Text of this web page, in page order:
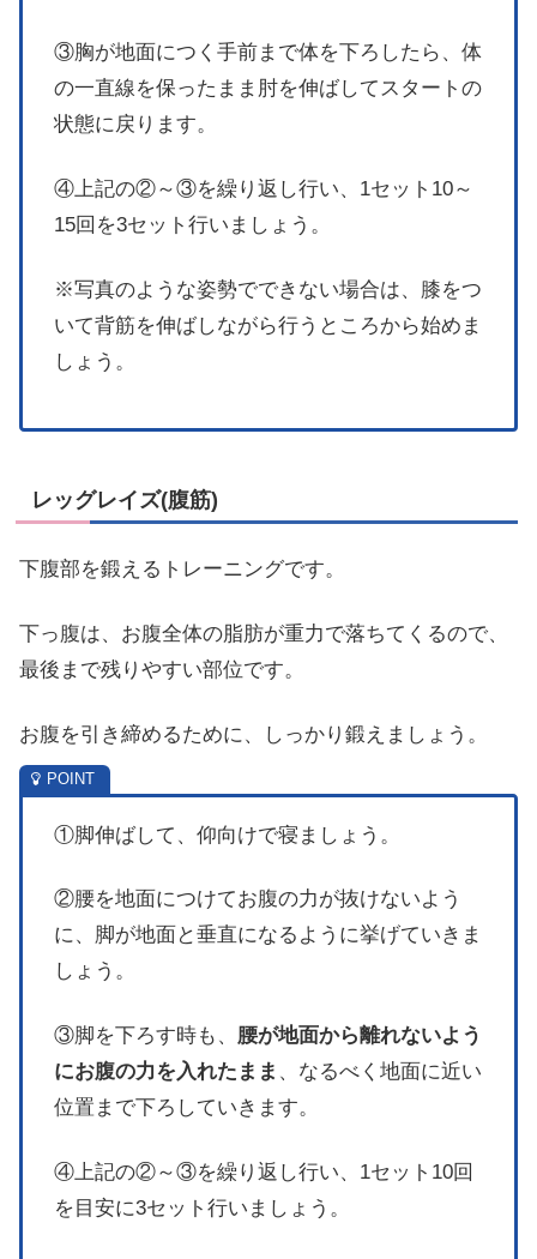
③胸が地面につく手前まで体を下ろしたら、体
の一直線を保ったまま肘を伸ばしてスタートの
状態に戻ります。
④上記の②～③を繰り返し行い、1セット10～
15回を3セット行いましょう。
※写真のような姿勢でできない場合は、膝をつ
いて背筋を伸ばしながら行うところから始めま
しょう。
レッグレイズ(腹筋)
下腹部を鍛えるトレーニングです。
下っ腹は、お腹全体の脂肪が重力で落ちてくるので、
最後まで残りやすい部位です。
お腹を引き締めるために、しっかり鍛えましょう。
①脚伸ばして、仰向けで寝ましょう。
②腰を地面につけてお腹の力が抜けないよう
に、脚が地面と垂直になるように挙げていきま
しょう。
③脚を下ろす時も、 腰が地面から離れないよう
にお腹の力を入れたまま 、なるべく地面に近い
位置まで下ろしていきます。
④上記の②～③を繰り返し行い、1セット10回
を目安に3セット行いましょう。